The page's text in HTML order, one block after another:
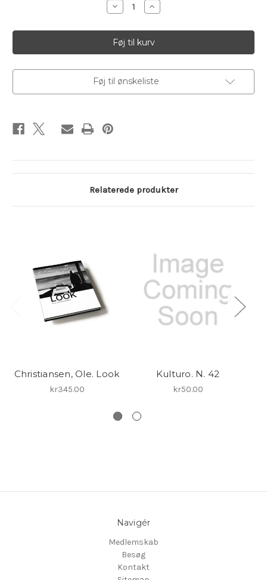
Reducer
antallet
Look
&
Listen.
N.1
Øg
antallet
Look
&
Listen.
N.1
Føj til ønskeliste
Relaterede produkter
Christiansen, Ole. Look
kr345.00
Kulturo. N. 42
kr50.00
Navigér
Medlemskab
Besøg
Kontakt